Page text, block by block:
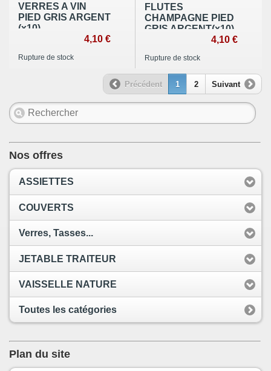
VERRES A VIN
PIED GRIS ARGENT
(x10)
4,10 €
Rupture de stock
FLUTES
CHAMPAGNE PIED
GRIS ARGENT(x10)
4,10 €
Rupture de stock
Précédent 1 2 Suivant
Nos offres
ASSIETTES
COUVERTS
Verres, Tasses...
JETABLE TRAITEUR
VAISSELLE NATURE
Toutes les catégories
Plan du site